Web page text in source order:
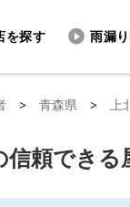
を探す 雨漏
> 青森県 > 上
信頼できる